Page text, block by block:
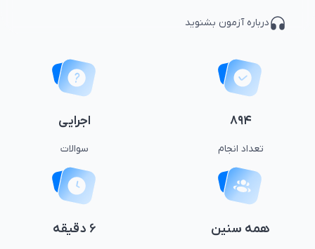
دربارهآزمون بشنوید
۸۹۴
تعداد انجام
اجرایی
سوالات
همه سنین ۶ دقیقه